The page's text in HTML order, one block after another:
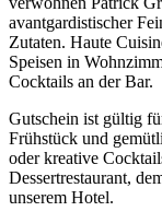
avantgardistischer
Zutaten. Haute
Speisen in
Cocktails an der Bar.
Gutschein ist gültig
Frühstück und
oder kreative
Dessertrestaurant,
unserem Hotel.